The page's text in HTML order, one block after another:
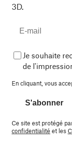
3D.
Je souhaite
de
En cliquant, vous
S'abonner
Ce site est protégé
confidentialité et les